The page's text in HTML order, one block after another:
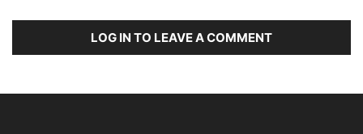
LOG IN TO LEAVE A COMMENT